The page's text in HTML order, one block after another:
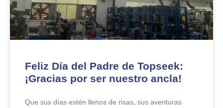
Feliz Día del Padre de Topseek:
¡Gracias por ser nuestro ancla!
Que sus días estén llenos de risas, sus aventuras